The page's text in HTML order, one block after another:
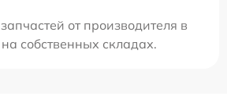
от производителя в
собственных складах.